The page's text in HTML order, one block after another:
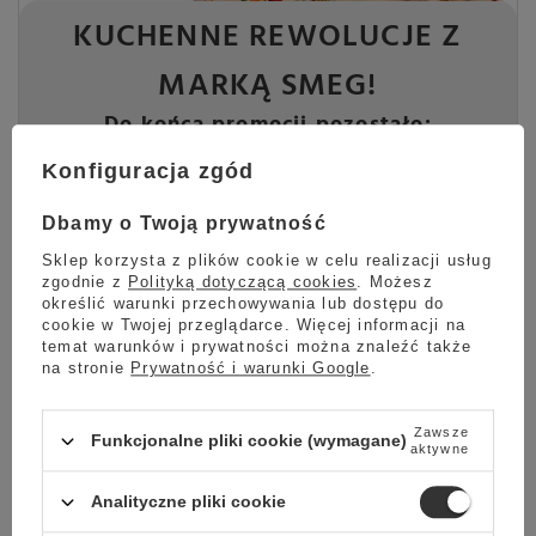
KUCHENNE REWOLUCJE Z
MARKĄ SMEG!
Do końca promocji pozostało:
29
18
Sprawdź
Zestaw prezentowy
Elegancki zestaw prezentowy
upominek dla babci i dziadka. W zestawie znajdują się wysokiej
jakości produkty, które razem tworzą niezwykłą kompozycję.
Zestaw prezentowy zamykany jest w karton wypełniony atrakcyjnym
materiałem zabezpieczającym oraz ozdobami. Zamknięty zestaw dla
Konfiguracja zgód
Dbamy o Twoją prywatność
Sklep korzysta z plików cookie w celu realizacji usług
zgodnie z Polityką dotyczącą cookies . Możesz
określić warunki przechowywania lub dostępu do
cookie w Twojej przeglądarce. Więcej informacji na
temat warunków i prywatności można znaleźć także
na stronie Prywatność i warunki Google .
Funkcjonalne pliki cookie (wymagane) Zawsze
aktywne
Analityczne pliki cookie